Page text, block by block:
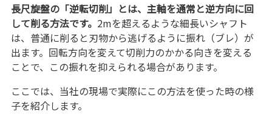
長尺旋盤の「逆転切削」とは、主軸を通常と逆方向に回
して削る方法です。 2mを超えるような細長いシャフト
は、普通に削ると刃物から逃げるように振れ（ブレ）が
出ます。回転方向を変えて切削力のかかる向きを変える
ことで、この振れを抑えられる場合があります。
ここでは、当社の現場で実際にこの方法を使った時の様
子を紹介します。